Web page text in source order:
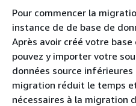
Pour commencer la
instance de de base de
Après avoir créé votre base
pouvez y importer votre
données source
migration réduit le temps
nécessaires à la migration